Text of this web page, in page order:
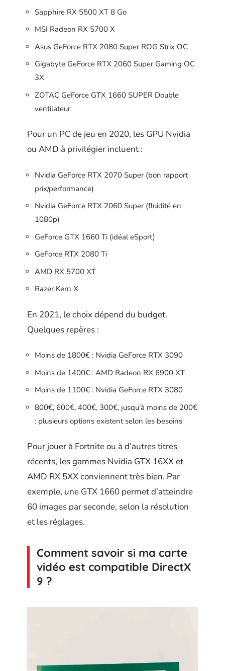
Sapphire RX 5500 XT 8 Go
MSI Radeon RX 5700 X
Asus GeForce RTX 2080 Super ROG Strix OC
Gigabyte GeForce RTX 2060 Super Gaming OC
3X
ZOTAC GeForce GTX 1660 SUPER Double
ventilateur
Pour un PC de jeu en 2020, les GPU Nvidia
ou AMD à privilégier incluent :
Nvidia GeForce RTX 2070 Super (bon rapport
prix/performance)
Nvidia GeForce RTX 2060 Super (fluidité en
1080p)
GeForce GTX 1660 Ti (idéal eSport)
GeForce RTX 2080 Ti
AMD RX 5700 XT
Razer Kern X
En 2021, le choix dépend du budget.
Quelques repères :
Moins de 1800€ : Nvidia GeForce RTX 3090
Moins de 1400€ : AMD Radeon RX 6900 XT
Moins de 1100€ : Nvidia GeForce RTX 3080
800€, 600€, 400€, 300€, jusqu’à moins de 200€
: plusieurs options existent selon les besoins
Pour jouer à Fortnite ou à d’autres titres
récents, les gammes Nvidia GTX 16XX et
AMD RX 5XX conviennent très bien. Par
exemple, une GTX 1660 permet d’atteindre
60 images par seconde, selon la résolution
et les réglages.
Comment savoir si ma carte
vidéo est compatible DirectX
9 ?